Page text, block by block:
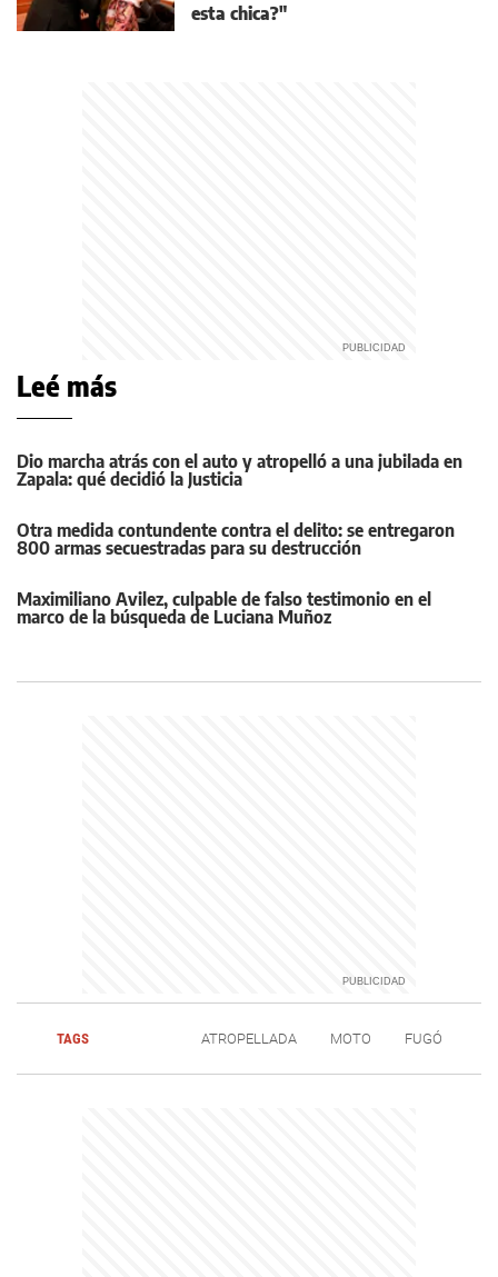
esta chica?"
Leé más
Dio marcha atrás con el auto y atropelló a una jubilada en
Zapala: qué decidió la Justicia
Otra medida contundente contra el delito: se entregaron
800 armas secuestradas para su destrucción
Maximiliano Avilez, culpable de falso testimonio en el
marco de la búsqueda de Luciana Muñoz
TAGS ATROPELLADA MOTO FUGÓ